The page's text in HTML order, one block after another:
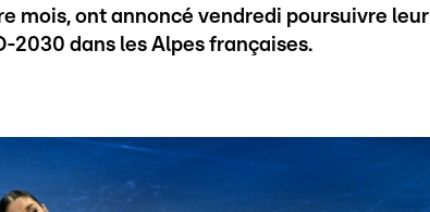
mois, ont annoncé vendredi poursuivre leur
2030 dans les Alpes françaises.